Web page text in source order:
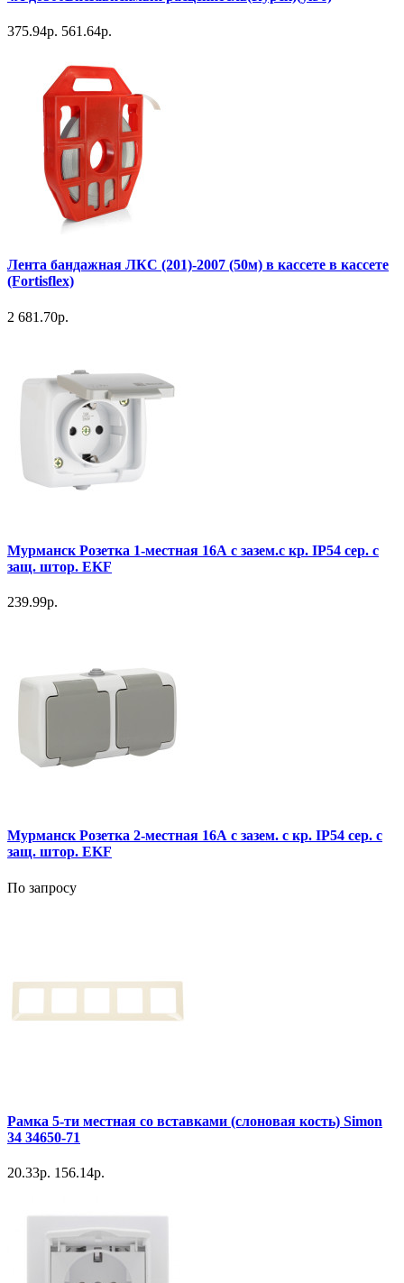
375.94р. 561.64р.
Лента бандажная ЛКС (201)-2007 (50м) в кассете в кассете
(Fortisflex)
2 681.70р.
Мурманск Розетка 1-местная 16А с зазем.с кр. IP54 сер. с
защ. штор. EKF
239.99р.
Мурманск Розетка 2-местная 16А с зазем. с кр. IP54 сер. с
защ. штор. EKF
По запросу
Рамка 5-ти местная со вставками (слоновая кость) Simon
34 34650-71
20.33р. 156.14р.